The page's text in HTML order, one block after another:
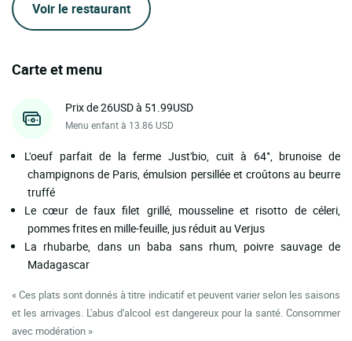
Voir le restaurant
Carte et menu
Prix de 26USD à 51.99USD
Menu enfant à 13.86 USD
L'oeuf parfait de la ferme Just'bio, cuit à 64°, brunoise de
champignons de Paris, émulsion persillée et croûtons au beurre
truffé
Le cœur de faux filet grillé, mousseline et risotto de céleri,
pommes frites en mille-feuille, jus réduit au Verjus
La rhubarbe, dans un baba sans rhum, poivre sauvage de
Madagascar
« Ces plats sont donnés à titre indicatif et peuvent varier selon les saisons
et les arrivages. L'abus d'alcool est dangereux pour la santé. Consommer
avec modération »